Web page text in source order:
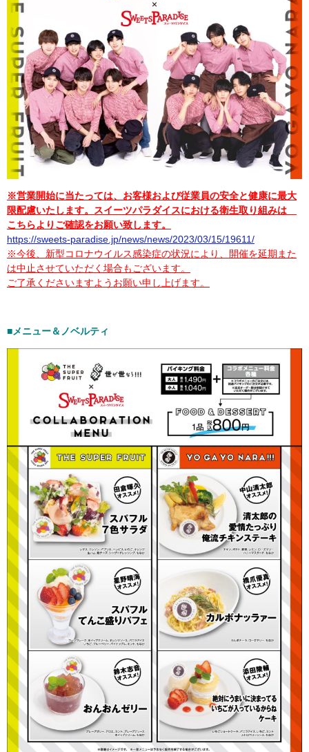
※営業開始に当たっては、お客様および従業員の安全と健康に最大
限配慮いたします。スイーツパラダイスにおける衛生取り組みは
こちらよりご確認をお願い致します。
https://sweets-paradise.jp/news/news/2023/03/15/19611/
※今後、新型コロナウイルス感染症の状況により、開催を延期また
は中止させていただく場合もございます。
ご了承くださいますようお願い申し上げます。
■メニュー＆ノベルティ